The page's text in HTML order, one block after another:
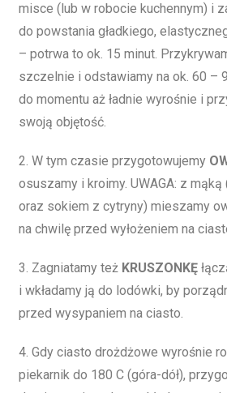
misce (lub w robocie kuchennym) i
do powstania gładkiego,
– potrwa to ok. 15 minut.
szczelnie i odstawiamy na ok. 60 –
do momentu aż ładnie wyrośnie i
swoją objętość.
2. W tym czasie przygotowujemy
osuszamy i kroimy. UWAGA: z mąką
oraz sokiem z cytryny) mieszamy
na chwilę przed wyłożeniem na
3. Zagniatamy też KRUSZONKĘ
i wkładamy ją do lodówki, by
przed wysypaniem na ciasto.
4. Gdy ciasto drożdżowe wyrośnie
piekarnik do 180 C (góra-dół),